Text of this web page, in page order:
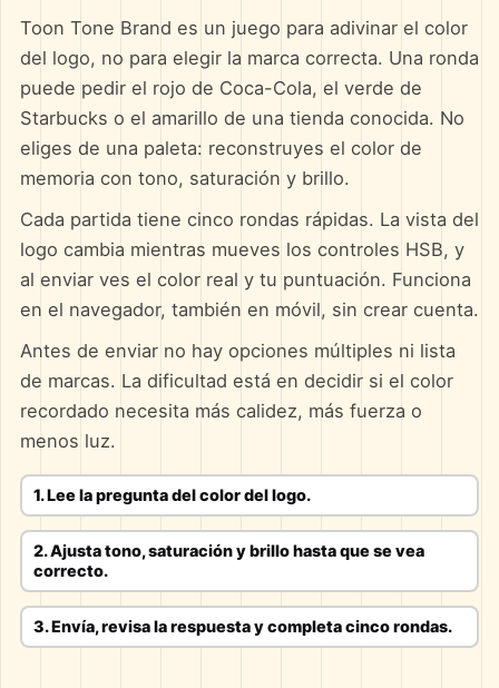
Toon Tone Brand es un juego para adivinar el color
del logo, no para elegir la marca correcta. Una ronda
puede pedir el rojo de Coca-Cola, el verde de
Starbucks o el amarillo de una tienda conocida. No
eliges de una paleta: reconstruyes el color de
memoria con tono, saturación y brillo.
Cada partida tiene cinco rondas rápidas. La vista del
logo cambia mientras mueves los controles HSB, y
al enviar ves el color real y tu puntuación. Funciona
en el navegador, también en móvil, sin crear cuenta.
Antes de enviar no hay opciones múltiples ni lista
de marcas. La dificultad está en decidir si el color
recordado necesita más calidez, más fuerza o
menos luz.
1. Lee la pregunta del color del logo.
2. Ajusta tono, saturación y brillo hasta que se vea
correcto.
3. Envía, revisa la respuesta y completa cinco rondas.